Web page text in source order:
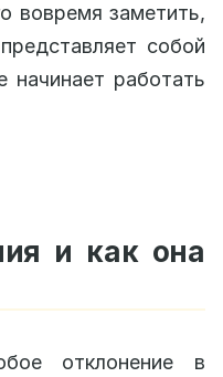
вовремя заметить,
собой
работать
и как она
отклонение в